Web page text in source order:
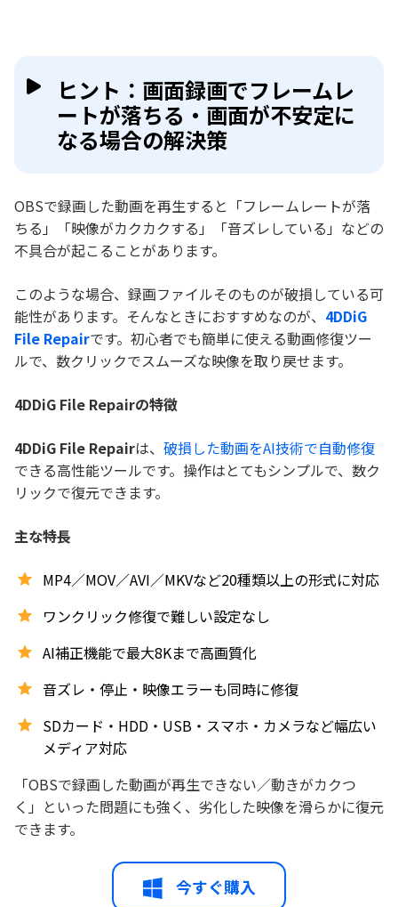
ヒント：画面録画でフレームレ
ートが落ちる・画面が不安定に
なる場合の解決策
OBSで録画した動画を再生すると「フレームレートが落
ちる」「映像がカクカクする」「音ズレしている」などの
不具合が起こることがあります。
このような場合、録画ファイルそのものが破損している可
能性があります。そんなときにおすすめなのが、 4DDiG
File Repairです。初心者でも簡単に使える動画修復ツー
ルで、数クリックでスムーズな映像を取り戻せます。
4DDiG File Repairの特徴
4DDiG File Repairは、 破損した動画をAI技術で自動修復
できる高性能ツールです。操作はとてもシンプルで、数ク
リックで復元できます。
主な特長
MP4／MOV／AVI／MKVなど20種類以上の形式に対応
ワンクリック修復で難しい設定なし
AI補正機能で最大8Kまで高画質化
音ズレ・停止・映像エラーも同時に修復
SDカード・HDD・USB・スマホ・カメラなど幅広い
メディア対応
「OBSで録画した動画が再生できない／動きがカクつ
く」といった問題にも強く、劣化した映像を滑らかに復元
できます。
今すぐ購入